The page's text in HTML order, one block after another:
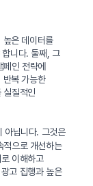
높은 데이터를
니다. 둘째, 그
인 전략에
반복 가능한
실질적인
아닙니다. 그것은
적으로 개선하는
이해하고
고 집행과 높은